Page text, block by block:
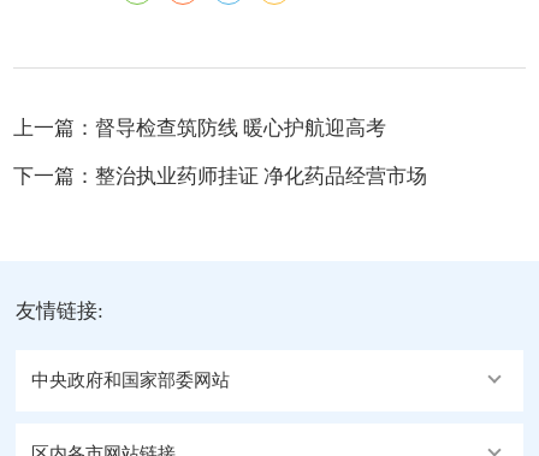
上一篇：督导检查筑防线 暖心护航迎高考
下一篇：整治执业药师挂证 净化药品经营市场
友情链接:
中央政府和国家部委网站